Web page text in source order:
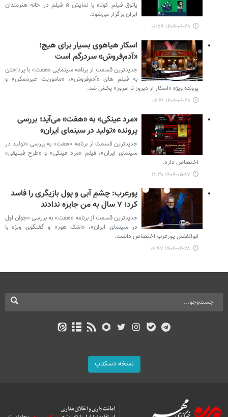
پاتوق فیلم کوتاه با نمایش ۵ فیلم در خانه هنرمندان
ایران برگزار می‌شود.
۱۴۰۴-۰۶-۲۹ ۱۶:۵۹
اسکار هیاهوی بسیار برای هیچ؛
«آدم‌فروش» سردرگم است
جدیدترین قسمت از برنامه سینمایی «هفت» با پرداختن
به فیلم های «آدم‌فروش»، «ماموریت غیرممکن» و
پرونده ویژه «اسکار از دیروز تا امروز» پخش شد.
۱۴۰۴-۰۶-۲۹ ۱۴:۴۱
«مرد عینکی» به «هفت» می‌آید؛ بررسی
پرونده «تولید در سینمای ایران»
جدیدترین قسمت از برنامه «هفت» به بررسی «تولید در
سینمای ایران»، فیلم «مرد عینکی» و «طرح فینیقی»
اختصاص دارد.
۱۴۰۴-۰۵-۱۷ ۱۱:۳۰
پورعرب: چشمِ آبی و پول بازیگری را فاسد
کرد؛ ۷ سال به من جایزه ندادند
جدیدترین قسمت از برنامه «هفت» به بررسی «جوان اول
در سینمای ایران»، «اشک هور» و گفتگوی ویژه با
ابوالفضل پورعرب اختصاص داشت.
۱۴۰۴-۰۴-۲۸ ۱۴:۴۷
نسخه دسکتاپ